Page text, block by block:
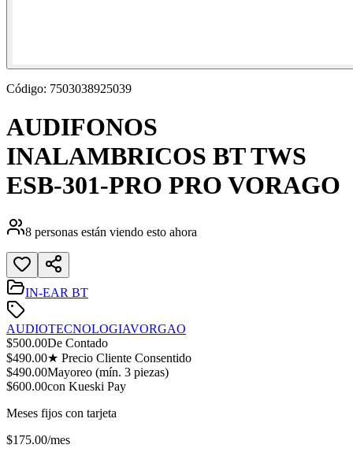
Código: 7503038925039
AUDIFONOS
INALAMBRICOS BT TWS
ESB-301-PRO PRO VORAGO
8 personas están viendo esto ahora
IN-EAR BT
AUDIOTECNOLOGIAVORGAO
$500.00De Contado
$490.00★ Precio Cliente Consentido
$490.00Mayoreo (mín. 3 piezas)
$600.00con Kueski Pay
Meses fijos con tarjeta
$175.00/mes